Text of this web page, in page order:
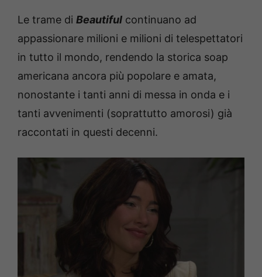
Le trame di Beautiful continuano ad
appassionare milioni e milioni di telespettatori
in tutto il mondo, rendendo la storica soap
americana ancora più popolare e amata,
nonostante i tanti anni di messa in onda e i
tanti avvenimenti (soprattutto amorosi) già
raccontati in questi decenni.